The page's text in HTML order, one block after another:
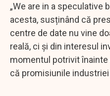
„We are in a speculative
acesta, susținând că
centre de date nu vine
reală, ci și din interesul
momentul potrivit înainte
că promisiunile